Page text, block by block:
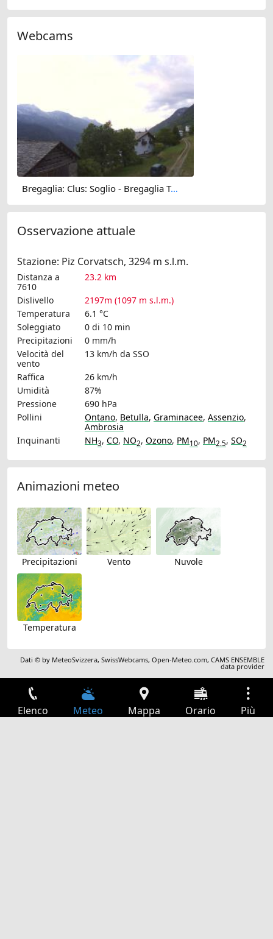
Webcams
Bregaglia: Clus: Soglio - Bregaglia Turismo
Osservazione attuale
Stazione: Piz Corvatsch, 3294 m s.l.m.
Distanza a
7610
23.2 km
Dislivello
2197m (1097 m s.l.m.)
Temperatura
6.1 °C
Soleggiato
0 di 10 min
Precipitazioni
0 mm/h
Velocità del
vento
13 km/h da SSO
Raffica
26 km/h
Umidità
87%
Pressione
690 hPa
Pollini
Ontano, Betulla, Graminacee, Assenzio,
Ambrosia
Inquinanti
NH3, CO, NO2, Ozono, PM10, PM2.5, SO2
Animazioni meteo
Precipitazioni Vento Nuvole
Temperatura
Dati © by MeteoSvizzera,SwissWebcams,Open-Meteo.com,CAMS ENSEMBLE
data provider
Elenco Meteo Mappa Orario Più